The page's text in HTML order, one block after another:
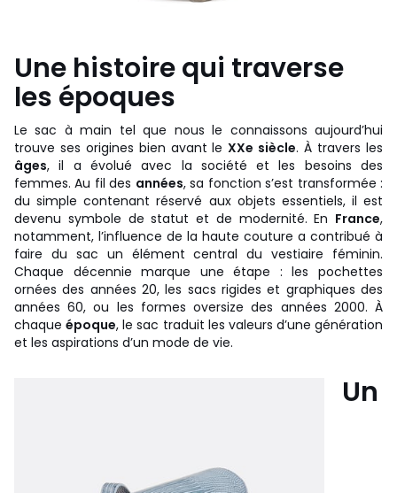
Une histoire qui traverse
les époques
Le sac à main tel que nous le connaissons aujourd’hui
trouve ses origines bien avant leXXe siècle. À travers les
âges, il a évolué avec la société et les besoins des
femmes. Au fil des années, sa fonction s’est transformée :
du simple contenant réservé aux objets essentiels, il est
devenu symbole de statut et de modernité. En France,
notamment, l’influence de la haute couture a contribué à
faire du sac un élément central du vestiaire féminin.
Chaque décennie marque une étape : les pochettes
ornées des années 20, les sacs rigides et graphiques des
années 60, ou les formes oversize des années 2000. À
chaqueépoque, le sac traduit les valeurs d’une génération
et les aspirations d’un mode de vie.
Un